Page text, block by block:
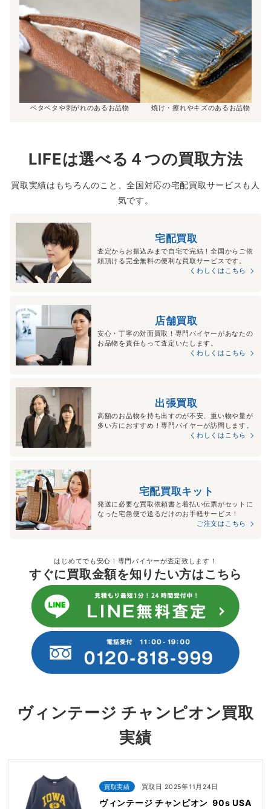
ベタベタや剥がれのあるお品物 焼け・擦れやキズのあるお品物
LIFEは選べる４つの買取方法
買取実績はもちろんのこと、全国対応の宅配買取サービスも人
気です。
宅配買取
査定からお振込みまで自宅で完結！全国からご依
頼頂ける完全無料の便利な買取サービスです。
くわしくはこちら
店舗買取
安心・丁寧の対面買取！専門バイヤーがあなたの
お品物を責任もって査定いたします。
くわしくはこちら
出張買取
高額のお品物を持ち出すのが不安、重い物や量が
多い方におすすめ！専門バイヤーが訪問します。
くわしくはこちら
宅配買取キット
発送に必要な買取依頼書と着払い伝票がセットに
なった宅急便で送るだけのお手軽サービス！
ご注文はこちら
はじめてでも安心！専門バイヤーが査定致します！
すぐに買取金額を知りたい方はこちら
ヴィンテージ チャンピオン買取
実績
買取実績 買取日 2025年11月24日
ヴィンテージ チャンピオン 90s USA